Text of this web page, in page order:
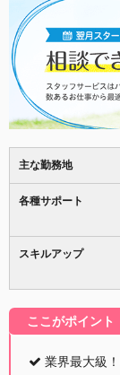
主な勤務地
各種サポート
スキルアップ
ここがポイント
業界最大級